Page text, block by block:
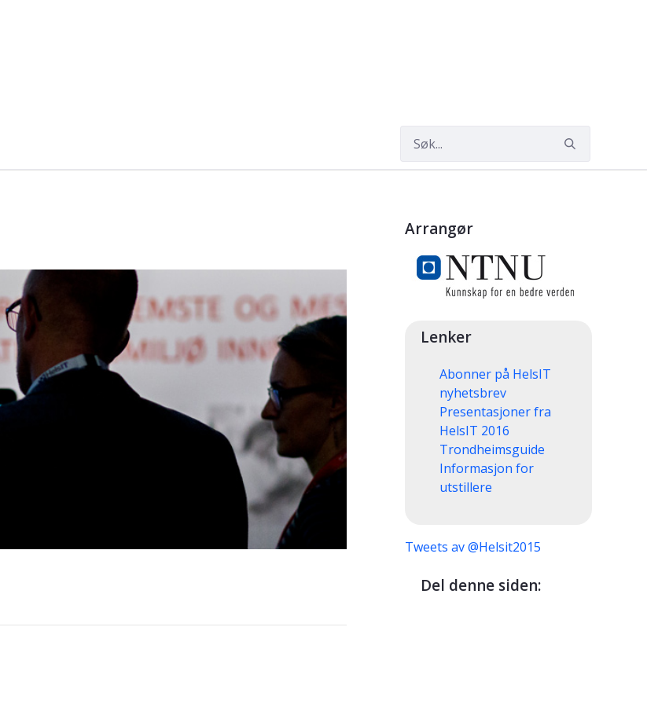
Arrangør
Lenker
Abonner på HelsIT
nyhetsbrev
Presentasjoner fra
HelsIT 2016
Trondheimsguide
Informasjon for
utstillere
Tweets av @Helsit2015
Del denne siden: